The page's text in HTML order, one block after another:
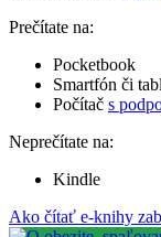
Prečítate na:
Pocketbook
Smartfón či
Počítač s
Neprečítate na:
Kindle
Ako čítať e-knihy